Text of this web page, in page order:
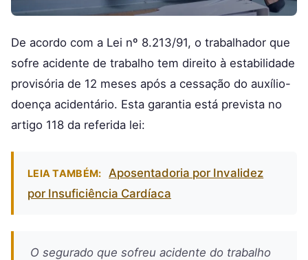
De acordo com a Lei nº 8.213/91, o trabalhador que
sofre acidente de trabalho tem direito à estabilidade
provisória de 12 meses após a cessação do auxílio-
doença acidentário. Esta garantia está prevista no
artigo 118 da referida lei:
LEIA TAMBÉM:
Aposentadoria por Invalidez
por Insuficiência Cardíaca
O segurado que sofreu acidente do trabalho